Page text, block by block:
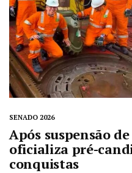
SENADO 2026
Após suspensão
oficializa pré-
conquistas